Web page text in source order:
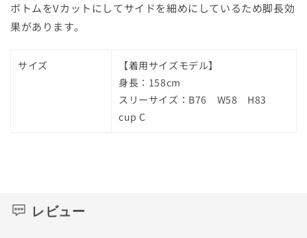
ト
の
を
ト
ボトムをVカットにしてサイドを細めにしているため脚長効
果があります。
サイズ
【着用サイズモデル】
身長：158cm
スリーサイズ：B76 W58 H83
cup C
レビュー